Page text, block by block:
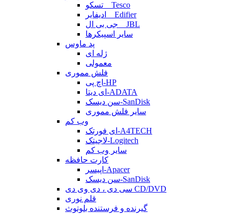
تسکو _ Tesco
ادیفایر _ Edifier
جی بی ال _ JBL
سایر اسپیکرها
پد ماوس
ژله ای
معمولی
فلش مموری
اچ پی-HP
ای دیتا-ADATA
سن دیسک-SanDisk
سایر فلش مموری
وب کم
ای فورتک-A4TECH
لاجیتک-Logitech
سایر وب کم
کارت حافظه
اپیسر-Apacer
سن دیسک-SanDisk
سی دی ، دی وی دی CD/DVD
قلم نوری
گیرنده و فرستنده بلوتوث